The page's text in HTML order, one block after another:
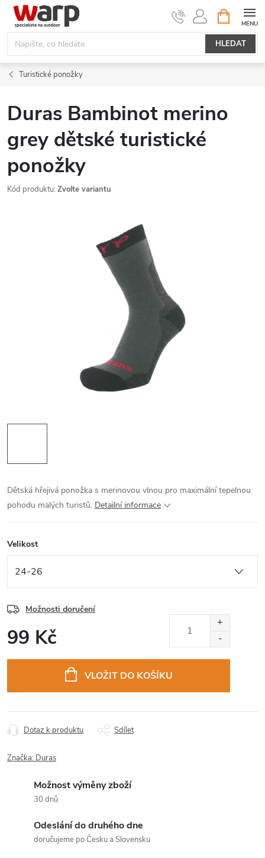
Přejít
obsah
HLEDAT
NÁKUPNÍ
KOŠÍK
Turistické ponožky
Duras Bambinot merino
grey dětské turistické
ponožky
Kód produktu: Zvolte variantu
Dětská hřejivá ponožka s merinovou vlnou pro maximální tepelnou
pohodu malých turistů. Detailní informace
Velikost
Možnosti doručení
99 Kč
VLOŽIT DO KOŠÍKU
Dotaz k produktu Sdílet
Značka: Duras
Možnost výměny zboží
30 dnů
Odeslání do druhého dne
doručujeme po Česku a Slovensku